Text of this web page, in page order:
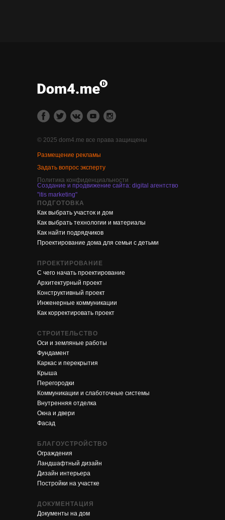
ПОДГОТОВКА
Как выбрать участок и дом
© 2025 dom4.me все права защищены
Как выбрать технологии и материалы
Как найти подрядчиков
ПРОЕКТИРОВАНИЕ
С чего начать проектирование
Архитектурный проект
Конструктивный проект
Инженерные коммуникации
Как корректировать проект
СТРОИТЕЛЬСТВО
Оси и земляные работы
Фундамент
Каркас и перекрытия
Крыша
Перегородки
Коммуникации и слаботочные системы
Внутренняя отделка
Окна и двери
Фасад
БЛАГОУСТРОЙСТВО
Ограждения
Ландшафтный дизайн
Дизайн интерьера
Постройки на участке
Документы на дом
ДОКУМЕНТАЦИЯ
Размещение рекламы
Политика конфиденциальности
Проектирование дома для семьи с детьми
Задать вопрос эксперту
Создание и продвижение сайта: digital агентство
"itis marketing"